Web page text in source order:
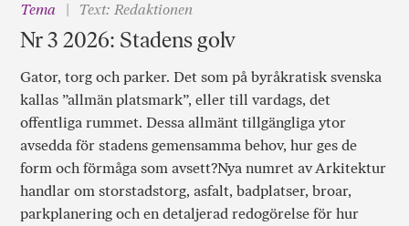
Tema Text: Redaktionen
Nr 3 2026: Stadens golv
Gator, torg och parker. Det som på byråkratisk svenska
kallas ”allmän platsmark”, eller till vardags, det
offentliga rummet. Dessa allmänt tillgängliga ytor
avsedda för stadens gemensamma behov, hur ges de
form och förmåga som avsett?Nya numret av Arkitektur
handlar om storstadstorg, asfalt, badplatser, broar,
parkplanering och en detaljerad redogörelse för hur